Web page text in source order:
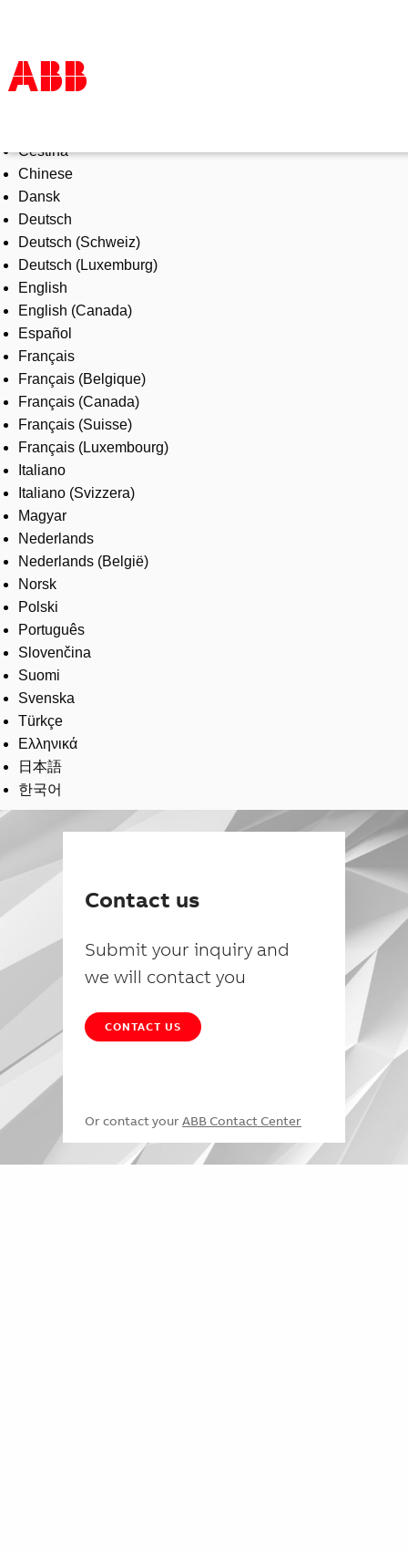
Products & Solutions
Industries
Services
About us
Where to buy
Contact us
Careers
Čeština
Chinese
Dansk
Deutsch
Deutsch (Schweiz)
Deutsch (Luxemburg)
English
English (Canada)
Español
Français
Français (Belgique)
Français (Canada)
Français (Suisse)
Français (Luxembourg)
Italiano
Italiano (Svizzera)
Magyar
Nederlands
Nederlands (België)
Norsk
Polski
Português
Slovenčina
Suomi
Svenska
Türkçe
Ελληνικά
日本語
한국어
Contact us
Submit your inquiry and
we will contact you
CONTACT US
Or contact your ABB Contact Center